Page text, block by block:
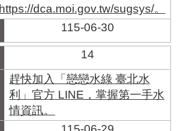
https://dca.moi.gov.tw/sugsys/。
115-06-30
14
趕快加入「戀戀水綠 臺北水
利」官方 LINE，掌握第一手水
情資訊。